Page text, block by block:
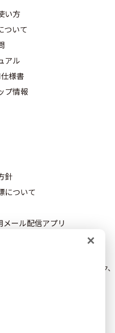
い方
ついて
アル
様書
プ情報
針
について
ール配信アプリ
式会社は、プライバシーマーク、
×